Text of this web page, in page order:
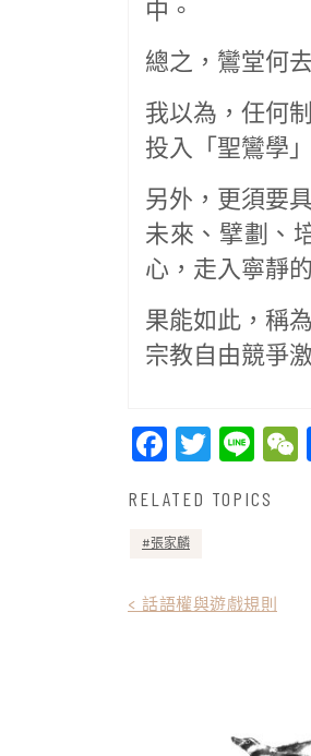
中。
總之，鸞堂何
我以為，任何
投入「聖鸞學
另外，更須要
未來、擘劃、
心，走入寧靜
果能如此，稱
宗教自由競爭
RELATED TOPICS
張家麟
文
< 話語權與遊戲規則